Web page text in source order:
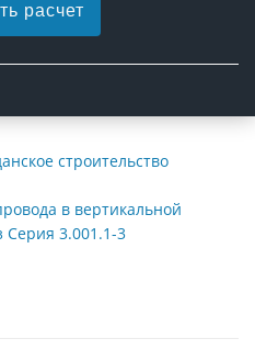
расчет
строительство
в вертикальной
Серия 3.001.1-3